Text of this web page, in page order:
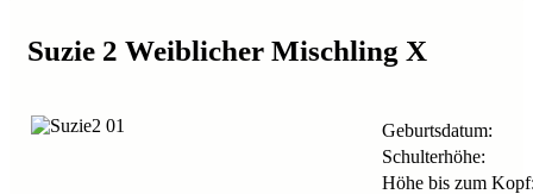
Suzie 2 Weiblicher Mischling X
Geburtsdatum:
Schulterhöhe:
Höhe bis zum